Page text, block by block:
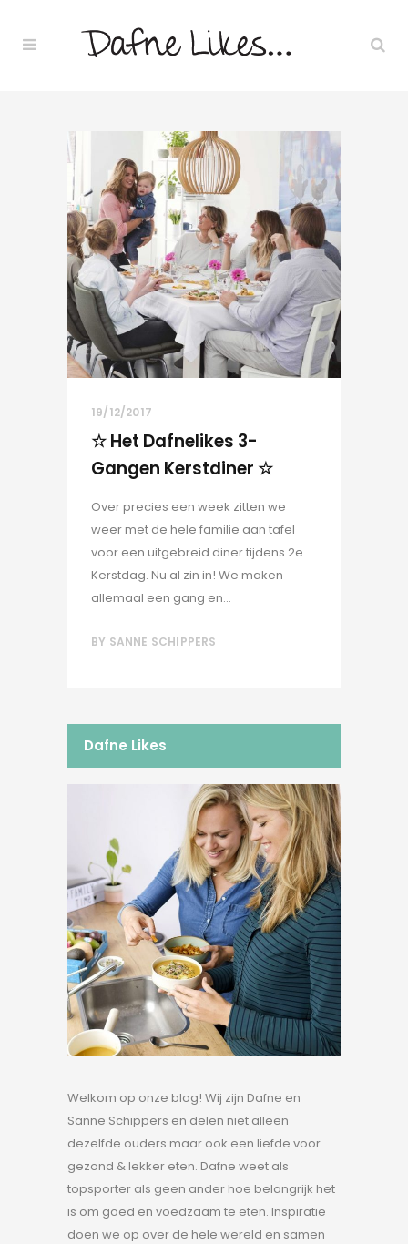
19/12/2017
☆ Het Dafnelikes 3-
Gangen Kerstdiner ☆
Over precies een week zitten we
weer met de hele familie aan tafel
voor een uitgebreid diner tijdens 2e
Kerstdag. Nu al zin in! We maken
allemaal een gang en...
BY SANNE SCHIPPERS
Dafne Likes
Welkom op onze blog! Wij zijn Dafne en
Sanne Schippers en delen niet alleen
dezelfde ouders maar ook een liefde voor
gezond & lekker eten. Dafne weet als
topsporter als geen ander hoe belangrijk het
is om goed en voedzaam te eten. Inspiratie
doen we op over de hele wereld en samen